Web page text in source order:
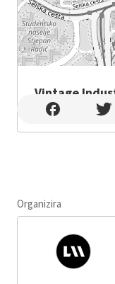
Vintage
Vintage Industrial Bar
Organizira